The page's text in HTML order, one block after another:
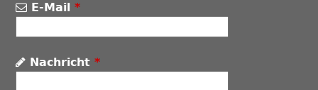
E-Mail*
Nachricht*